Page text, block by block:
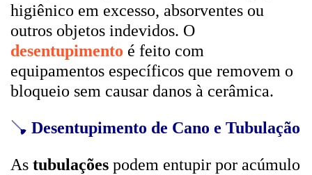
higiênico em excesso, absorventes ou
outros objetos indevidos. O
desentupimento é feito com
equipamentos específicos que removem o
bloqueio sem causar danos à cerâmica.
🪠 Desentupimento de Cano e Tubulação
As tubulações podem entupir por acúmulo